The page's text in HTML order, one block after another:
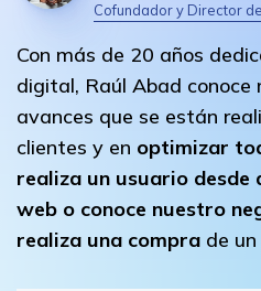
Cofundador y Director
Con más de 20 años
digital, Raúl Abad conoce
avances que se están
clientes y en optimizar
realiza un usuario desde
web o conoce nuestro
realiza una compra de